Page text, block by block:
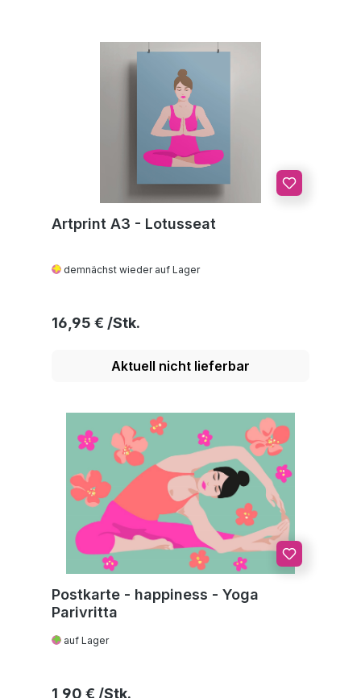
Artprint A3 - Lotusseat
demnächst wieder auf Lager
Regulärer Preis:
16,95 €
Aktuell nicht lieferbar
Postkarte - happiness - Yoga
Parivritta
auf Lager
Regulärer Preis:
1,90 €